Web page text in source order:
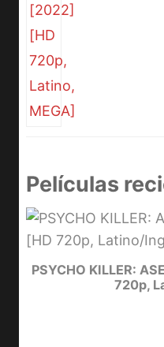
Películas
PSYCHO KILLER:
720p,